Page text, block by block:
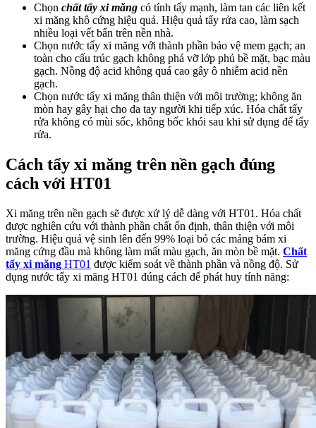
Chọn chất tẩy xi măng có tính tẩy mạnh, làm tan các liên kết
xi măng khô cứng hiệu quả. Hiệu quả tẩy rửa cao, làm sạch
nhiều loại vết bẩn trên nền nhà.
Chọn nước tẩy xi măng với thành phần bảo vệ mem gạch; an
toàn cho cấu trúc gạch không phá vỡ lớp phủ bề mặt, bạc màu
gạch. Nồng độ acid không quá cao gây ô nhiễm acid nền
gạch.
Chọn nước tẩy xi măng thân thiện với môi trường; không ăn
mòn hay gây hại cho da tay người khi tiếp xúc. Hóa chất tẩy
rửa không có mùi sốc, không bốc khói sau khi sử dụng để tẩy
rửa.
Cách tẩy xi măng trên nền gạch đúng
cách với HT01
Xi măng trên nền gạch sẽ được xử lý dễ dàng với HT01. Hóa chất
được nghiên cứu với thành phần chất ổn định, thân thiện với môi
trường. Hiệu quả vệ sinh lên đến 99% loại bỏ các mảng bám xi
măng cứng đầu mà không làm mất màu gạch, ăn mòn bề mặt. Chất
tẩy xi măng HT01 được kiểm soát về thành phần và nồng độ. Sử
dụng nước tẩy xi măng HT01 đúng cách để phát huy tính năng: